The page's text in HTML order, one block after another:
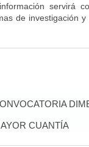
servirá
de investigación
CUANTÍA